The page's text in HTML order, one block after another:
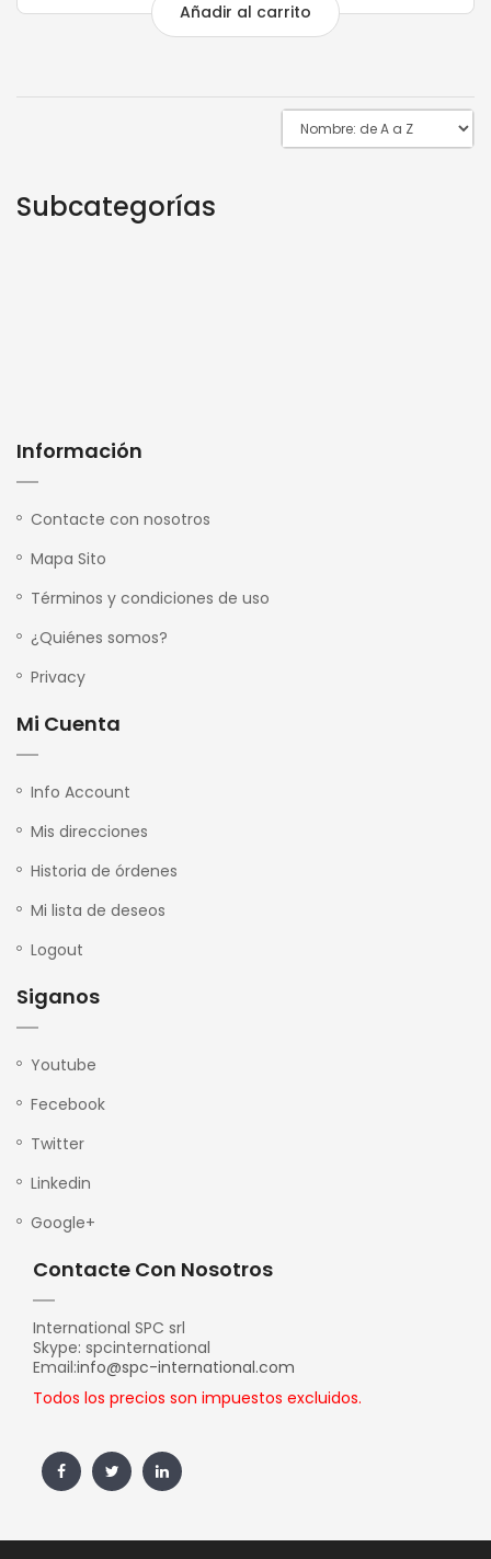
Añadir al carrito
Subcategorías
Información
Contacte con nosotros
Mapa Sito
Términos y condiciones de uso
¿Quiénes somos?
Privacy
Mi Cuenta
Info Account
Mis direcciones
Historia de órdenes
Mi lista de deseos
Logout
Siganos
Youtube
Fecebook
Twitter
Linkedin
Google+
Contacte Con Nosotros
International SPC srl
Skype: spcinternational
Email:info@spc-international.com
Todos los precios son impuestos excluidos.